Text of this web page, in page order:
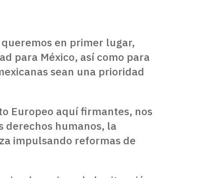
en primer lugar,
para México, así como para
sean una prioridad
Europeo aquí firmantes, nos
derechos humanos, la
impulsando reformas de